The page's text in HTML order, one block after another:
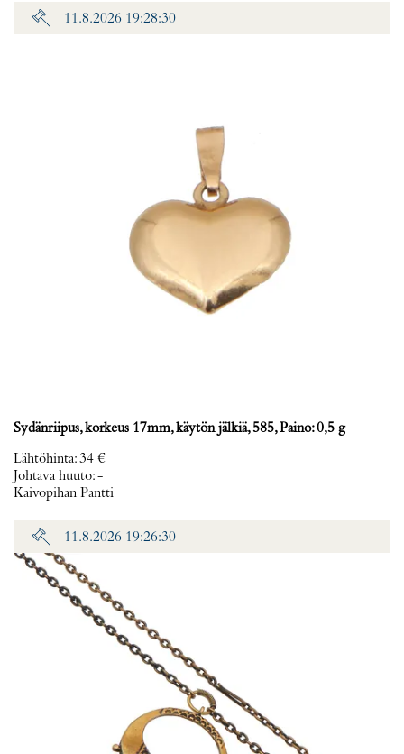
11.8.2026 19:28:30
Sydänriipus, korkeus 17mm, käytön jälkiä, 585, Paino: 0,5 g
Lähtöhinta:34 €
Johtava huuto:-
Kaivopihan Pantti
11.8.2026 19:26:30